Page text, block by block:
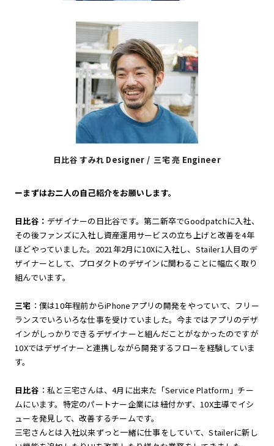
日比谷 すみれ Designer / 三宅 亮 Engineer
ーまずはお二人の自己紹介をお願いします。
日比谷： デザイナーの日比谷です。第二新卒でGoodpatchに入社、
その後ファンズに入社し資産運用サービスの立ち上げと改善を4年
ほどやっていました。2021年2月に10Xに入社し、Stailer1人目のデ
ザイナーとして、プロダクトのデザインに関わることに幅広く取り
組んでいます。
三宅 ：僕は10年程前からiPhoneアプリの開発をやっていて、フリー
ランスでいろいろな仕事を受けていました。今まではアプリのデザ
インがしっかりできるデザイナーと組んだことがなかったのですが
10Xではデザイナーと連携しながら開発するフローを経験していま
す。
日比谷 ：私と三宅さんは、4月に出来た「Service Platform」チー
ムにいます。特定のパートナー企業には紐付かず、10X主導でイシ
ューを発見して、改善するチームです。
三宅さんとは入社以来ずっと一緒に仕事をしていて、Stailerに新し